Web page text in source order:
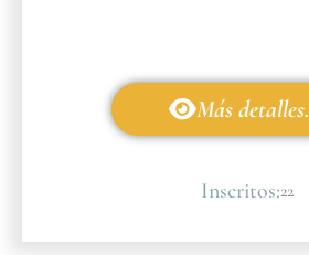
Más
Inscritos:22